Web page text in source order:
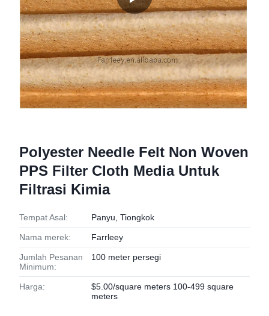
Polyester Needle Felt Non Woven
PPS Filter Cloth Media Untuk
Filtrasi Kimia
Tempat Asal: Panyu, Tiongkok
Nama merek: Farrleey
Jumlah Pesanan
Minimum:
100 meter persegi
Harga:
$5.00/square meters 100-499 square
meters